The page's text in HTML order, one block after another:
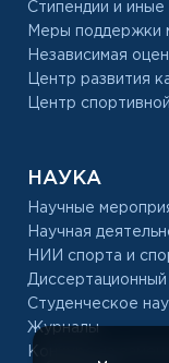
Стипендии и
Меры поддержки
Независимая
Центр развития
Центр
НАУКА
Научные
Научная
НИИ спорта и
Диссертационный
Студенческое
Журналы
Конкурс на